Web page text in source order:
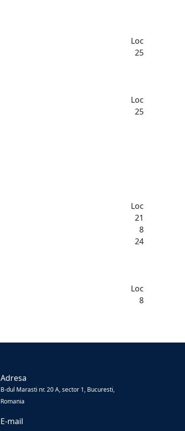
Loc
25
Loc
25
Loc
21
8
24
Loc
8
Adresa
B-dul Marasti nr. 20 A, sector 1, Bucuresti,
Romania
E-mail